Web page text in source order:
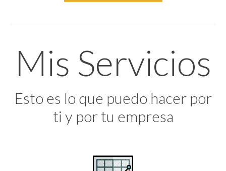
Mis Servicios
Esto es lo que puedo hacer por
ti y por tu empresa